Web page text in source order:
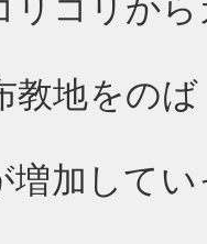
リコリか
教地をの
増加して